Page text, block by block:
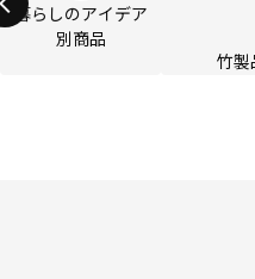
暮らしのアイデア
別商品
竹製